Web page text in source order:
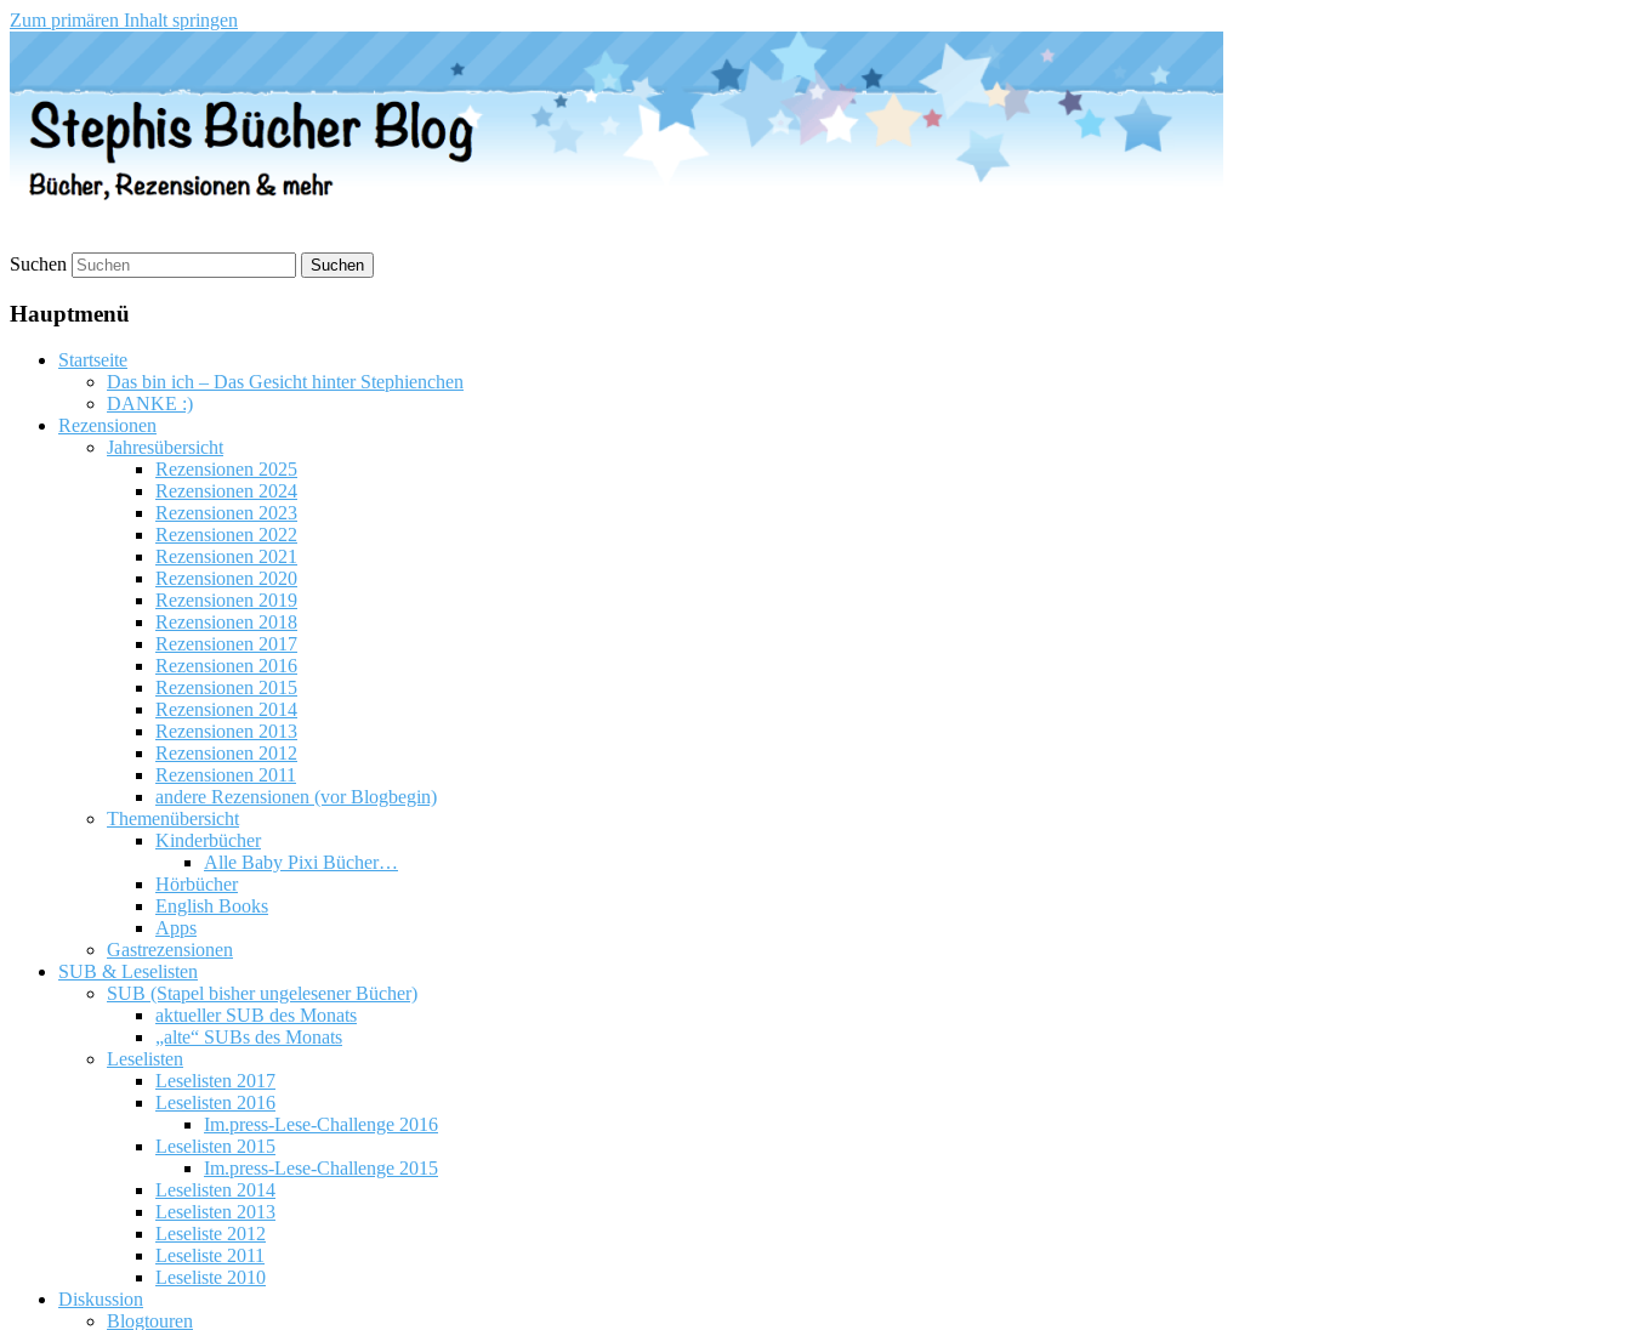
Zum primären Inhalt springen
Stephis Bücher Blog
Suchen
Hauptmenü
Startseite
Das bin ich – Das Gesicht hinter Stephienchen
DANKE :)
Rezensionen
Jahresübersicht
Rezensionen 2025
Rezensionen 2024
Rezensionen 2023
Rezensionen 2022
Rezensionen 2021
Rezensionen 2020
Rezensionen 2019
Rezensionen 2018
Rezensionen 2017
Rezensionen 2016
Rezensionen 2015
Rezensionen 2014
Rezensionen 2013
Rezensionen 2012
Rezensionen 2011
andere Rezensionen (vor Blogbegin)
Themenübersicht
Kinderbücher
Alle Baby Pixi Bücher…
Hörbücher
English Books
Apps
Gastrezensionen
SUB & Leselisten
SUB (Stapel bisher ungelesener Bücher)
aktueller SUB des Monats
„alte“ SUBs des Monats
Leselisten
Leselisten 2017
Leselisten 2016
Im.press-Lese-Challenge 2016
Leselisten 2015
Im.press-Lese-Challenge 2015
Leselisten 2014
Leselisten 2013
Leseliste 2012
Leseliste 2011
Leseliste 2010
Diskussion
Blogtouren